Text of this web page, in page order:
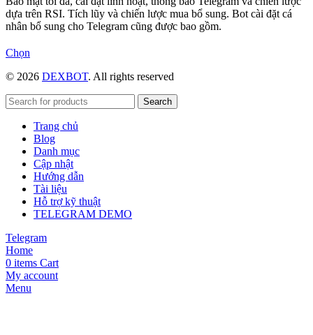
dựa trên RSI. Tích lũy và chiến lược mua bổ sung. Bot cài đặt cá
nhân bổ sung cho Telegram cũng được bao gồm.
Chọn
này
nhiều
thể.
Các
tùy
chọn
có
thể
được
chọn
trang
sản
phẩm
© 2026 DEXBOT. All rights reserved
Search
Trang chủ
Blog
Danh mục
Cập nhật
Hướng dẫn
Tài liệu
Hỗ trợ kỹ thuật
TELEGRAM DEMO
Telegram
Home
0 items Cart
My account
Menu